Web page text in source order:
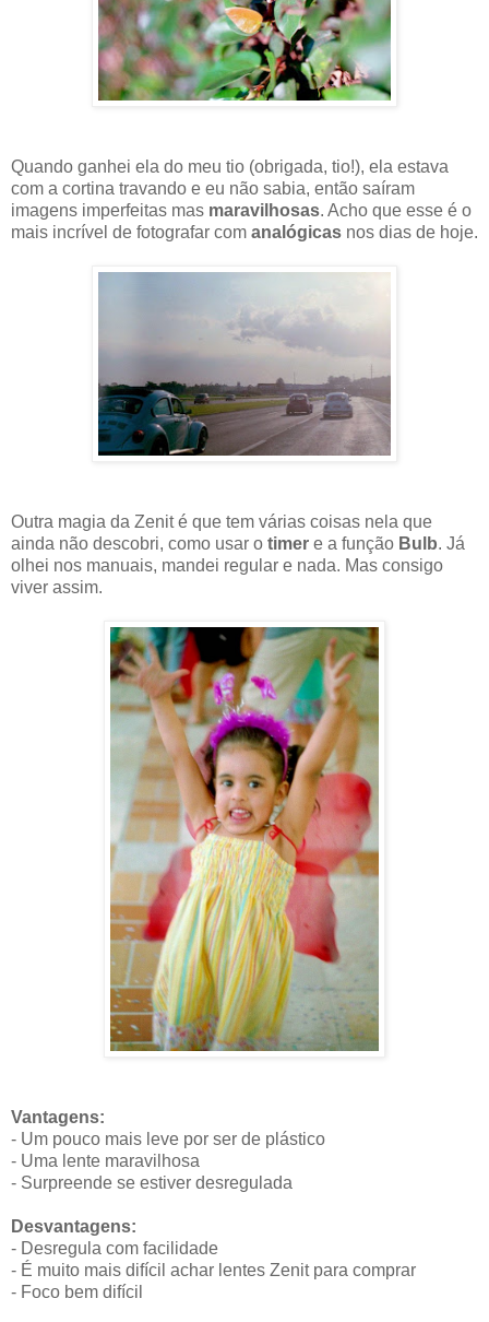
Quando ganhei ela do meu tio (obrigada, tio!), ela estava
com a cortina travando e eu não sabia, então saíram
imagens imperfeitas mas maravilhosas. Acho que esse é o
mais incrível de fotografar com analógicas nos dias de hoje.
Outra magia da Zenit é que tem várias coisas nela que
ainda não descobri, como usar o timer e a função Bulb. Já
olhei nos manuais, mandei regular e nada. Mas consigo
viver assim.
Vantagens:
- Um pouco mais leve por ser de plástico
- Uma lente maravilhosa
- Surpreende se estiver desregulada
Desvantagens:
- Desregula com facilidade
- É muito mais difícil achar lentes Zenit para comprar
- Foco bem difícil